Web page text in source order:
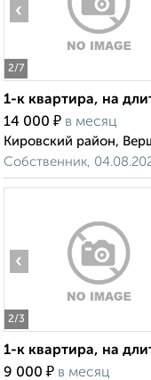
2/7
‹
1-к квартира, на
14 000 ₽ в месяц
Кировский район,
Собственник,
2/3
‹
1-к квартира, на
9 000 ₽ в месяц